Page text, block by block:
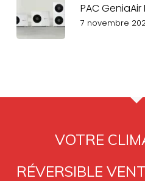
PAC
7 novembre
VOTRE
RÉVERSIBLE